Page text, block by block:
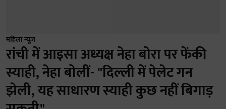
महिला न्यूज़
रांची में आइसा अध्यक्ष नेहा बोरा पर फेंकी
स्याही, नेहा बोलीं- "दिल्ली में पेलेट गन
झेली, यह साधारण स्याही कुछ नहीं बिगाड़